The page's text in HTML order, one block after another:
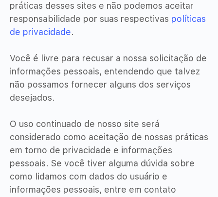
práticas desses sites e não podemos aceitar
responsabilidade por suas respectivas políticas
de privacidade.
Você é livre para recusar a nossa solicitação de
informações pessoais, entendendo que talvez
não possamos fornecer alguns dos serviços
desejados.
O uso continuado de nosso site será
considerado como aceitação de nossas práticas
em torno de privacidade e informações
pessoais. Se você tiver alguma dúvida sobre
como lidamos com dados do usuário e
informações pessoais, entre em contato